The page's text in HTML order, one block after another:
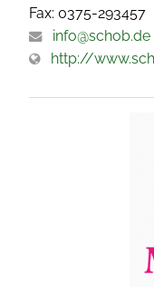
Fax: 0375-293457
info@schob.de
http://